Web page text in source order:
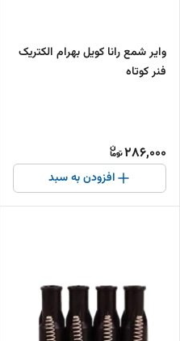
وایر شمع رانا کویل بهرام الکتریک
فنر کوتاه
286,000
افزودن به سبد